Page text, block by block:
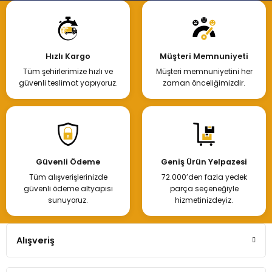
Hızlı Kargo
Tüm şehirlerimize hızlı ve
güvenli teslimat yapıyoruz.
Müşteri Memnuniyeti
Müşteri memnuniyetini her
zaman önceliğimizdir.
Güvenli Ödeme
Tüm alışverişlerinizde
güvenli ödeme altyapısı
sunuyoruz.
Geniş Ürün Yelpazesi
72.000’den fazla yedek
parça seçeneğiyle
hizmetinizdeyiz.
Alışveriş